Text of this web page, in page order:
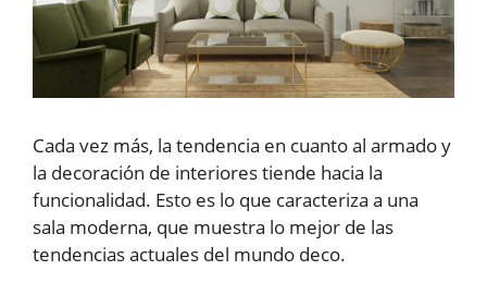
Cada vez más, la tendencia en cuanto al armado y
la decoración de interiores tiende hacia la
funcionalidad. Esto es lo que caracteriza a una
sala moderna, que muestra lo mejor de las
tendencias actuales del mundo deco.